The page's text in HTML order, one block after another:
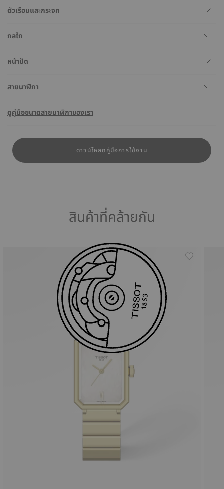
ตัวเรือนและกระจก
กลไก
หน้าปัด
สายนาฬิกา
ดูคู่มือขนาดสายนาฬิกาของเรา
ดาวน์โหลดคู่มือการใช้งาน
สินค้าที่คล้ายกัน